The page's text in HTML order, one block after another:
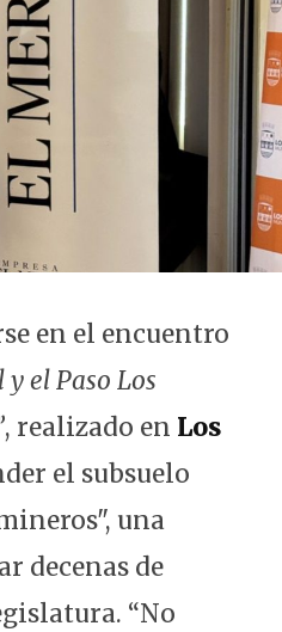
en el encuentro
el Paso Los
, realizado en Los
el subsuelo
una
decenas de
“No